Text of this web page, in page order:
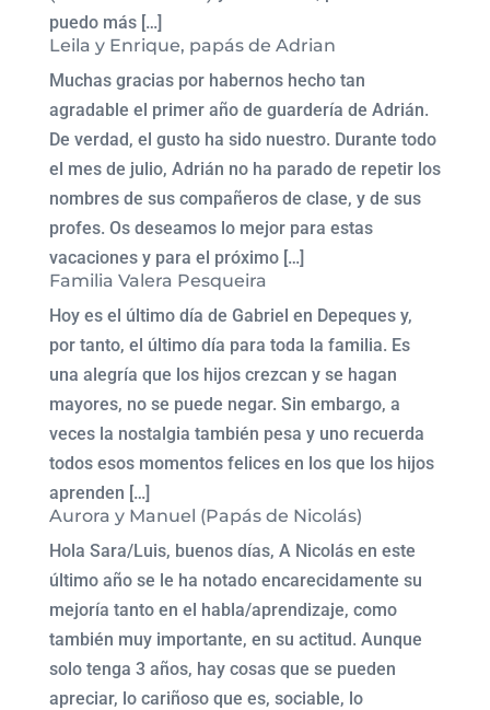
puedo más […]
Leila y Enrique, papás de Adrian
Muchas gracias por habernos hecho tan
agradable el primer año de guardería de Adrián.
De verdad, el gusto ha sido nuestro. Durante todo
el mes de julio, Adrián no ha parado de repetir los
nombres de sus compañeros de clase, y de sus
profes. Os deseamos lo mejor para estas
vacaciones y para el próximo […]
Familia Valera Pesqueira
Hoy es el último día de Gabriel en Depeques y,
por tanto, el último día para toda la familia. Es
una alegría que los hijos crezcan y se hagan
mayores, no se puede negar. Sin embargo, a
veces la nostalgia también pesa y uno recuerda
todos esos momentos felices en los que los hijos
aprenden […]
Aurora y Manuel (Papás de Nicolás)
Hola Sara/Luis, buenos días, A Nicolás en este
último año se le ha notado encarecidamente su
mejoría tanto en el habla/aprendizaje, como
también muy importante, en su actitud. Aunque
solo tenga 3 años, hay cosas que se pueden
apreciar, lo cariñoso que es, sociable, lo